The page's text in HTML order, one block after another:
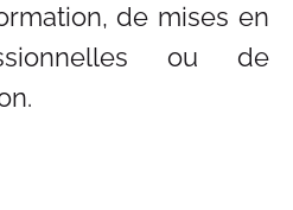
de mises en
ou de